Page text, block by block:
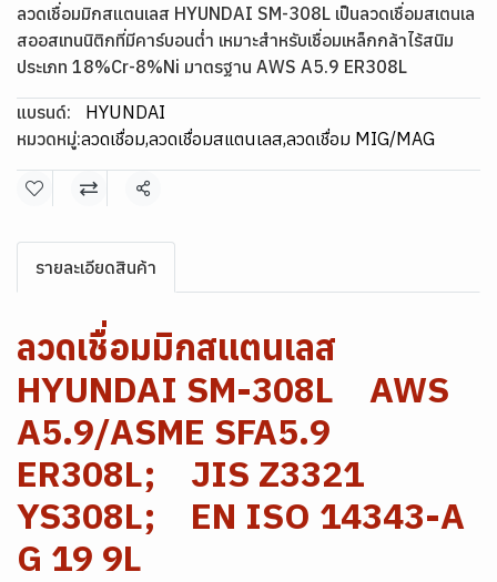
ลวดเชื่อมมิกสแตนเลส HYUNDAI SM-308L เป็นลวดเชื่อมสเตนเล
สออสเทนนิติกที่มีคาร์บอนต่ำ เหมาะสำหรับเชื่อมเหล็กกล้าไร้สนิม
ประเภท 18%Cr-8%Ni มาตรฐาน AWS A5.9 ER308L
แบรนด์:
HYUNDAI
หมวดหมู่:ลวดเชื่อม,ลวดเชื่อมสแตนเลส,ลวดเชื่อม MIG/MAG
แชร์
รายละเอียดสินค้า
ลวดเชื่อมมิกสแตนเลส
HYUNDAI SM-308L AWS
A5.9/ASME SFA5.9
ER308L; JIS Z3321
YS308L; EN ISO 14343-A
G 19 9L